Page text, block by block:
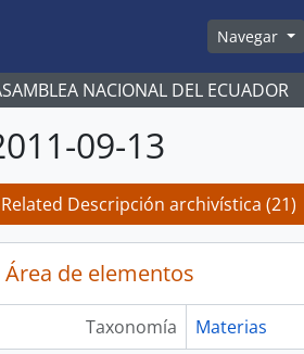
Navegar
NACIONAL DEL ECUADOR
09-13
Related Descripción archivística (21)
Área de elementos
Taxonomía Materias